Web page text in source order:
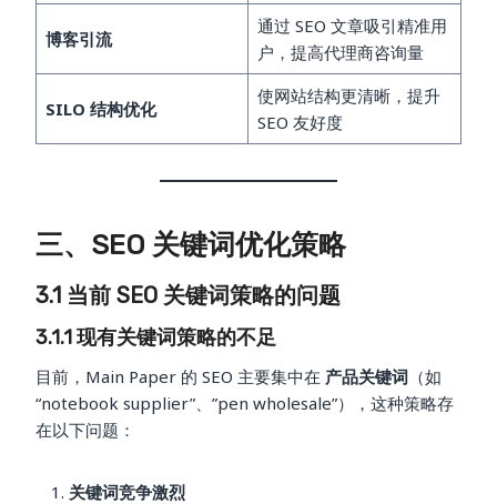
博客引流
通过 SEO 文章吸引精准用
户，提高代理商咨询量
SILO 结构优化
使网站结构更清晰，提升
SEO 友好度
三、SEO 关键词优化策略
3.1 当前 SEO 关键词策略的问题
3.1.1 现有关键词策略的不足
目前，Main Paper 的 SEO 主要集中在 产品关键词 （如
“notebook supplier”、”pen wholesale”），这种策略存
在以下问题：
关键词竞争激烈